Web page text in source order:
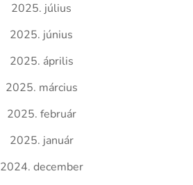
2025. július
2025. június
2025. április
2025. március
2025. február
2025. január
2024. december